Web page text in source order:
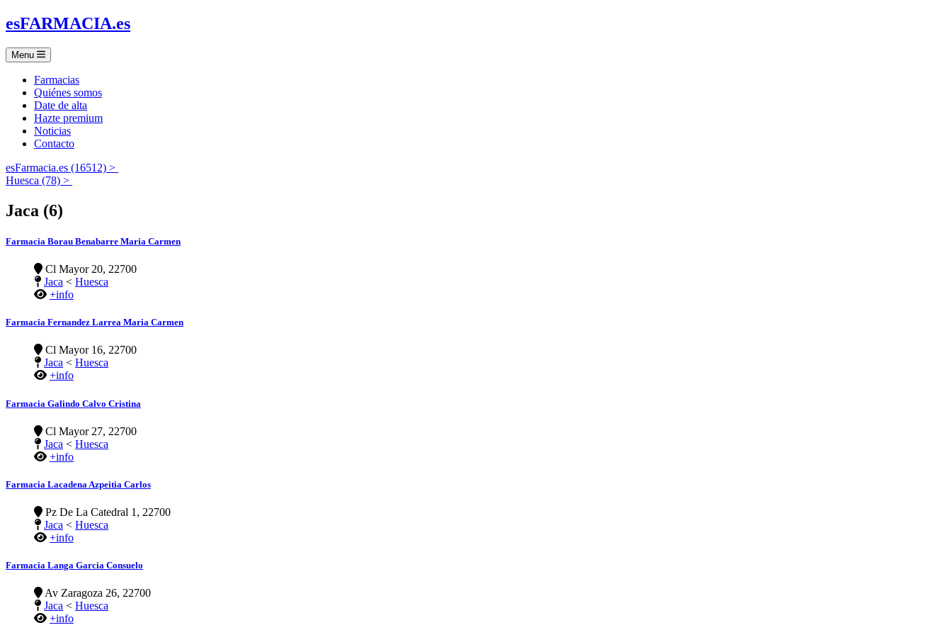
esFARMACIA.es
Menu
Farmacias
Quiénes somos
Date de alta
Hazte premium
Noticias
Contacto
esFarmacia.es (16512) >
Huesca (78) >
Jaca (6)
Farmacia Borau Benabarre Maria Carmen
Cl Mayor 20, 22700
Jaca < Huesca
+info
Farmacia Fernandez Larrea Maria Carmen
Cl Mayor 16, 22700
Jaca < Huesca
+info
Farmacia Galindo Calvo Cristina
Cl Mayor 27, 22700
Jaca < Huesca
+info
Farmacia Lacadena Azpeitia Carlos
Pz De La Catedral 1, 22700
Jaca < Huesca
+info
Farmacia Langa Garcia Consuelo
Av Zaragoza 26, 22700
Jaca < Huesca
+info